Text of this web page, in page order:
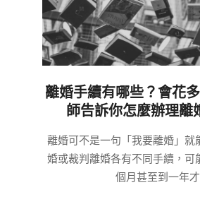
離婚手續有哪些？會花
師告訴你怎麼辦理離
02-
14
離婚可不是一句「我要離婚」就
婚或裁判離婚各有不同手續，可
個月甚至到一年才